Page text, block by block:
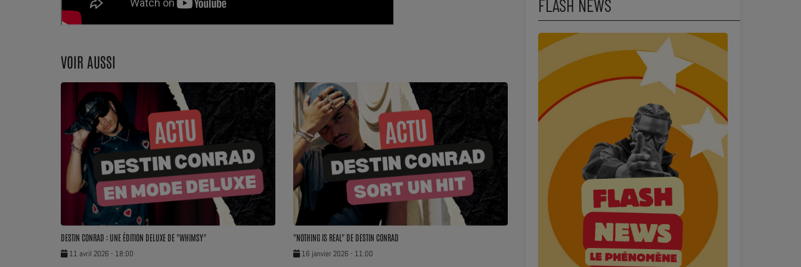
Dossier de Presse
VOIR AUSSI
DESTIN CONRAD : UNE ÉDITION DELUXE DE "WHIMSY"
11 avril 2026 - 18:00
"NOTHING IS REAL" DE DESTIN CONRAD
16 janvier 2026 - 11:00
FLASH NEWS